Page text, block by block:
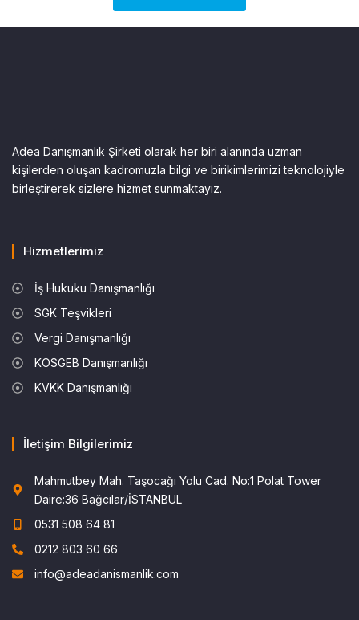
Adea Danışmanlık Şirketi olarak her biri alanında uzman
kişilerden oluşan kadromuzla bilgi ve birikimlerimizi teknolojiyle
birleştirerek sizlere hizmet sunmaktayız.
Hizmetlerimiz
İş Hukuku Danışmanlığı
SGK Teşvikleri
Vergi Danışmanlığı
KOSGEB Danışmanlığı
KVKK Danışmanlığı
İletişim Bilgilerimiz
Mahmutbey Mah. Taşocağı Yolu Cad. No:1 Polat Tower
Daire:36 Bağcılar/İSTANBUL
0531 508 64 81
0212 803 60 66
info@adeadanismanlik.com